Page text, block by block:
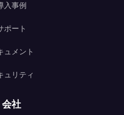
入事例
ポート
ュメント
ュリティ
会社